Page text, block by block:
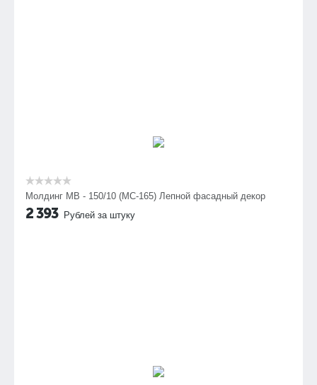
Молдинг МВ - 150/10 (МС-165) Лепной фасадный декор
2 393 Рублей за штуку